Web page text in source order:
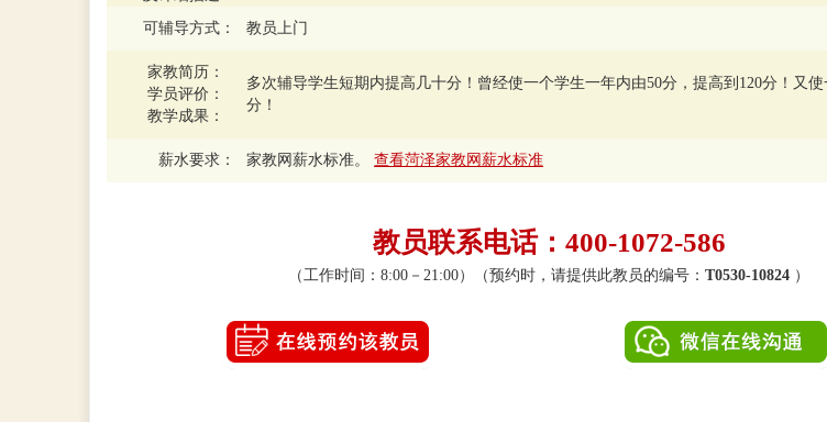
可辅导方式： 教员上门
家教简历：
学员评价：
教学成果：
多次辅导学生短期内提高几十分！曾经使一个学生一年内由50分，提高到120分！又
分！
薪水要求： 家教网薪水标准。 查看菏泽家教网薪水标准
教员联系电话：400-1072-586
（工作时间：8:00－21:00）（预约时，请提供此教员的编号： T0530-10824 ）